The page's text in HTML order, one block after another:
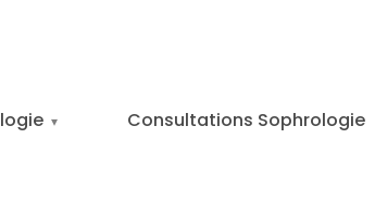
Consultations Sophrologie